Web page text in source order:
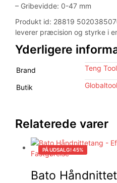
– Gribevidde: 0-47 mm
Produkt id: 28819
leverer præcision og styrke i
Yderligere
Brand Teng
Butik
Relaterede varer
PÅ UDSALG! 45%
Bato